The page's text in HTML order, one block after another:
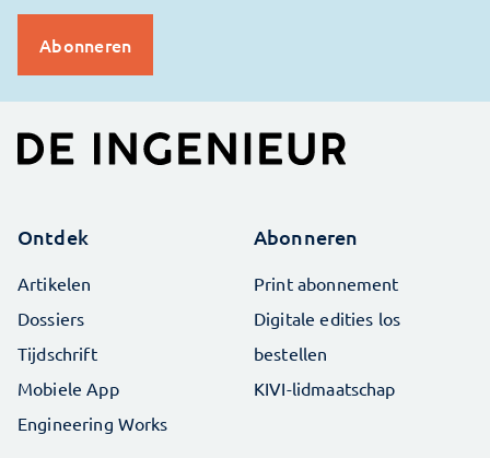
Ontdek
Artikelen
Dossiers
Tijdschrift
Mobiele App
Engineering Works
Abonneren
Print abonnement
Digitale edities los
bestellen
KIVI-lidmaatschap